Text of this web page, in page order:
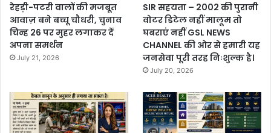
रेहड़ी-पटरी वालों की मजबूत
आवाज़ बने बच्चू चौधरी, चुनाव
चिन्ह 26 पर मुहर लगाकर दें
अपना समर्थन
July 21, 2026
SIR सहयता – 2002 की पुरानी
वोटर डिटेल नहीं मालूम तो
घबराएं नहीं GSL NEWS
CHANNEL की ओर से हमारी यह
जनसेवा पूरी तरह निःशुल्क है।
July 20, 2026